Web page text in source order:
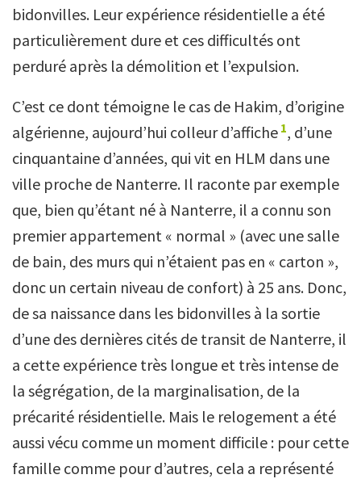
bidonvilles. Leur expérience résidentielle a été
particulièrement dure et ces difficultés ont
perduré après la démolition et l’expulsion.
C’est ce dont témoigne le cas de Hakim, d’origine
algérienne, aujourd’hui colleur d’affiche 1, d’une
cinquantaine d’années, qui vit en HLM dans une
ville proche de Nanterre. Il raconte par exemple
que, bien qu’étant né à Nanterre, il a connu son
premier appartement « normal » (avec une salle
de bain, des murs qui n’étaient pas en « carton »,
donc un certain niveau de confort) à 25 ans. Donc,
de sa naissance dans les bidonvilles à la sortie
d’une des dernières cités de transit de Nanterre, il
a cette expérience très longue et très intense de
la ségrégation, de la marginalisation, de la
précarité résidentielle. Mais le relogement a été
aussi vécu comme un moment difficile : pour cette
famille comme pour d’autres, cela a représenté